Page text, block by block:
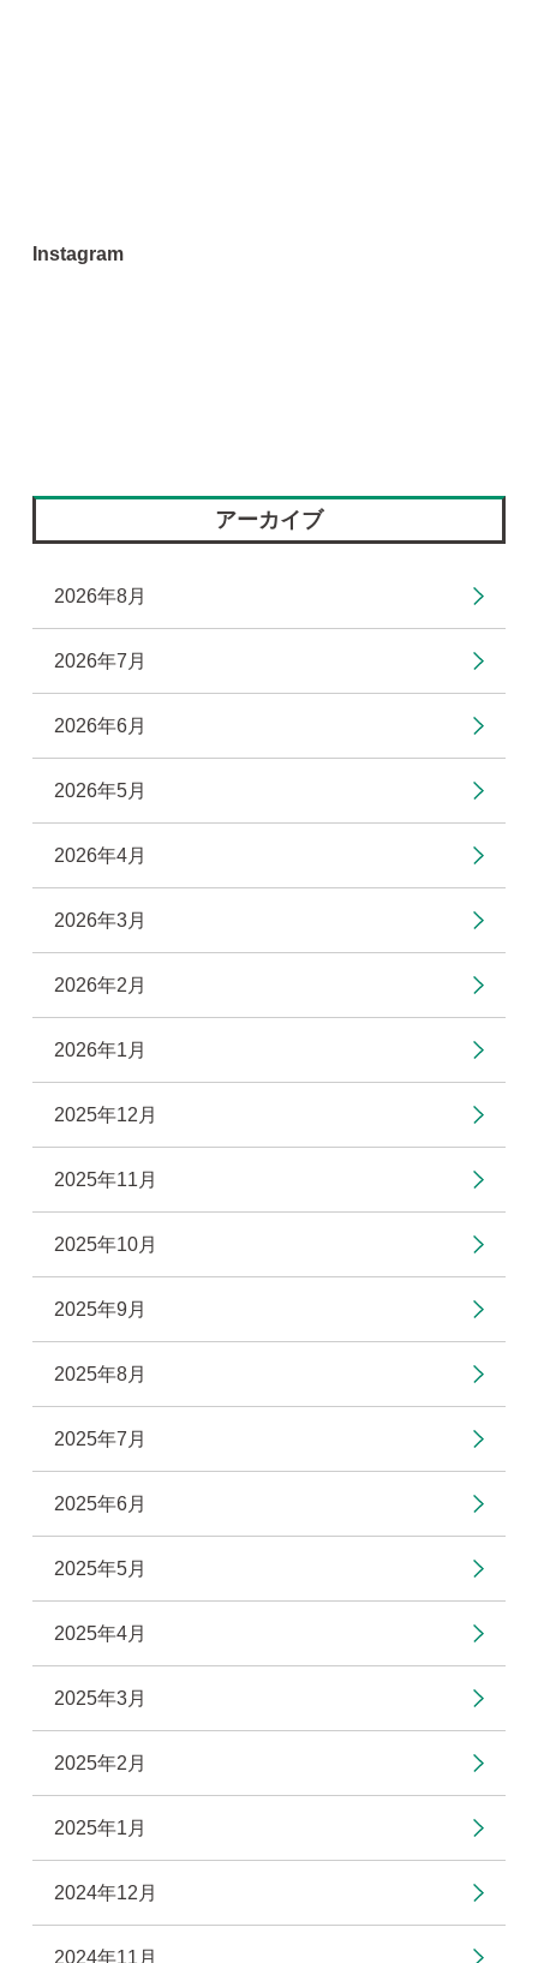
Instagram
アーカイブ
2026年8月
2026年7月
2026年6月
2026年5月
2026年4月
2026年3月
2026年2月
2026年1月
2025年12月
2025年11月
2025年10月
2025年9月
2025年8月
2025年7月
2025年6月
2025年5月
2025年4月
2025年3月
2025年2月
2025年1月
2024年12月
2024年11月